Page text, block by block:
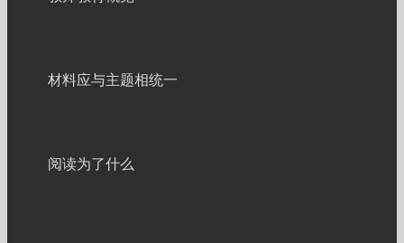
材料应与主题相统一
阅读为了什么